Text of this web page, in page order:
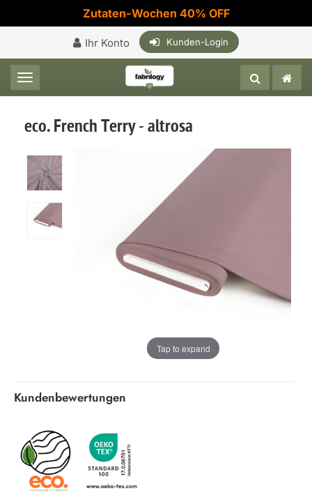
Zutaten-Wochen 40% OFF
Ihr Konto Kunden-Login
Toggle navigation
eco. French Terry - altrosa
Tap to expand
Kundenbewertungen